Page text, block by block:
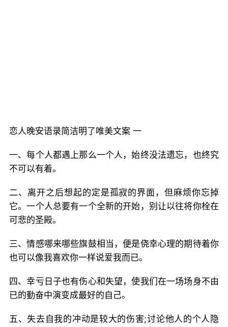
恋人晚安语录简洁明了唯美文案 一
一、每个人都遇上那么一个人，始终没法遗忘，也终究
不可以有着。
二、离开之后想起的定是孤寂的界面，但麻烦你忘掉
它。一个人总要有一个全新的开始，别让以往将你栓在
可悲的圣殿。
三、情感哪来哪些旗鼓相当，便是侥幸心理的期待着你
也可以像我喜欢你一样说爱我而已。
四、幸亏日子也有伤心和失望，使我们在一场场身不由
已的勤奋中演变成最好的自己。
五、失去自我的冲动是较大的伤害;讨论他人的个人隐